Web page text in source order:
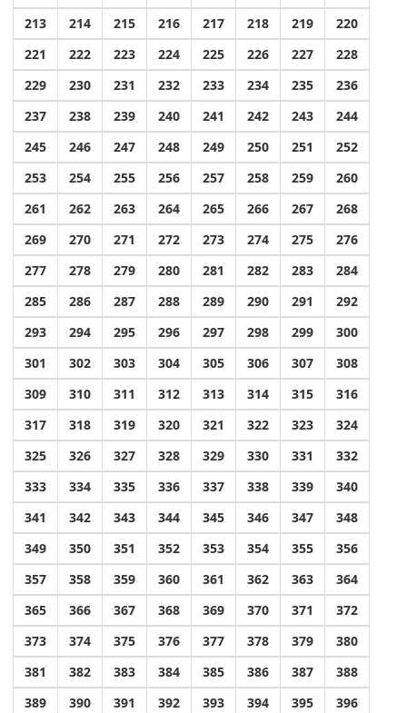
213
214 215 216 217 218 219
220
221
222 223 224 225 226 227
228
229
230 231 232 233 234 235
236
237
238 239 240 241 242 243
244
245
246 247 248 249 250 251
252
253
254 255 256 257 258 259
260
261
262 263 264 265 266 267
268
269
270 271 272 273 274 275
276
277
278 279 280 281 282 283
284
285
286 287 288 289 290 291
292
293
294 295 296 297 298 299
300
301
302 303 304 305 306 307
308
309
310 311 312 313 314 315
316
317
318 319 320 321 322 323
324
325
326 327 328 329 330 331
332
333
334 335 336 337 338 339
340
341
342 343 344 345 346 347
348
349
350 351 352 353 354 355
356
357
358 359 360 361 362 363
364
365
366 367 368 369 370 371
372
373
374 375 376 377 378 379
380
381
382 383 384 385 386 387
388
389
390 391 392 393 394 395
396